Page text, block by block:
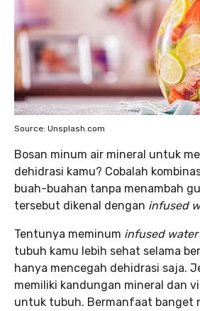
Source: Unsplash.com
Bosan minum air mineral untuk
dehidrasi kamu? Cobalah
buah-buahan tanpa menambah
tersebut dikenal dengan infused
Tentunya meminum infused water
tubuh kamu lebih sehat selama
hanya mencegah dehidrasi saja.
memiliki kandungan mineral dan
untuk tubuh. Bermanfaat banget